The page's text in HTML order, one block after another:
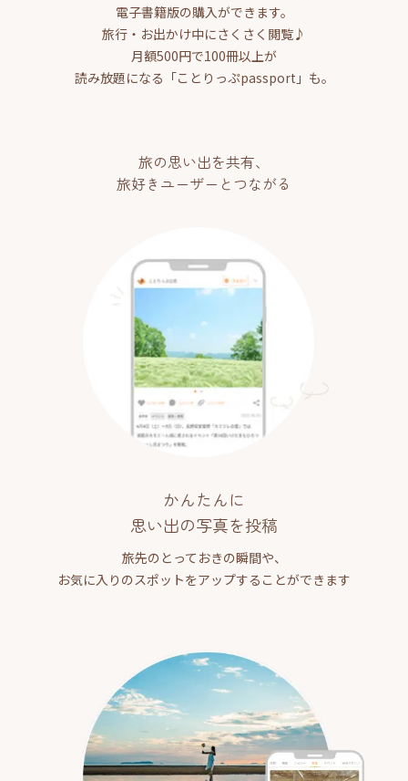
電子書籍版の購入ができます。
旅行・お出かけ中にさくさく閲覧♪
月額500円で100冊以上が
読み放題になる「ことりっぷpassport」も。
旅の思い出を共有、
旅好きユーザーとつながる
かんたんに
思い出の写真を投稿
旅先のとっておきの瞬間や、
お気に入りのスポットをアップすることができます